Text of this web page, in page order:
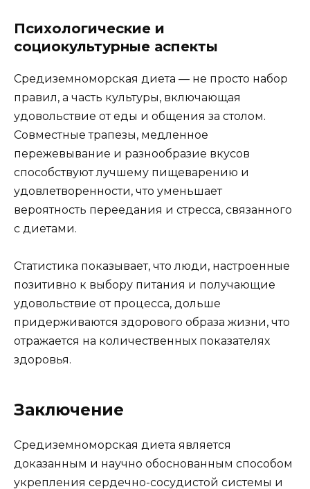
Психологические и
социокультурные аспекты
Средиземноморская диета — не просто набор
правил, а часть культуры, включающая
удовольствие от еды и общения за столом.
Совместные трапезы, медленное
пережевывание и разнообразие вкусов
способствуют лучшему пищеварению и
удовлетворенности, что уменьшает
вероятность переедания и стресса, связанного
с диетами.
Статистика показывает, что люди, настроенные
позитивно к выбору питания и получающие
удовольствие от процесса, дольше
придерживаются здорового образа жизни, что
отражается на количественных показателях
здоровья.
Заключение
Средиземноморская диета является
доказанным и научно обоснованным способом
укрепления сердечно-сосудистой системы и